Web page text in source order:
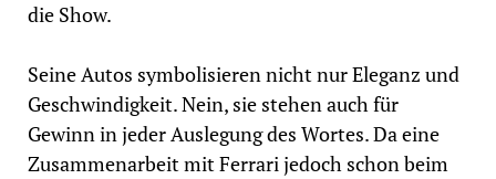
die Show.
Seine Autos symbolisieren nicht nur Eleganz und
Geschwindigkeit. Nein, sie stehen auch für
Gewinn in jeder Auslegung des Wortes. Da eine
Zusammenarbeit mit Ferrari jedoch schon beim